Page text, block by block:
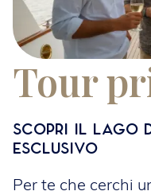
Tour
Per te che cerchi
Scopri il Lago
esclusivo